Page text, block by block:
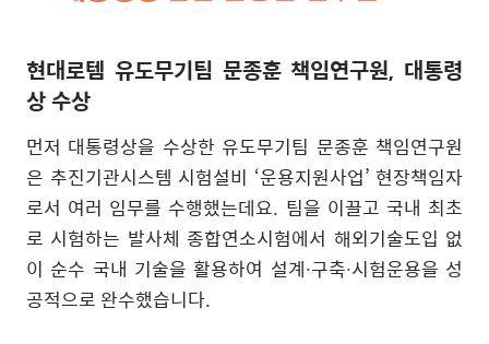
현대로템 유도무기팀 문종훈 책임연구원, 대통령
상 수상
먼저 대통령상을 수상한 유도무기팀 문종훈 책임연구원
은 추진기관시스템 시험설비 ‘운용지원사업’ 현장책임자
로서 여러 임무를 수행했는데요. 팀을 이끌고 국내 최초
로 시험하는 발사체 종합연소시험에서 해외기술도입 없
이 순수 국내 기술을 활용하여 설계∙구축∙시험운용을 성
공적으로 완수했습니다.